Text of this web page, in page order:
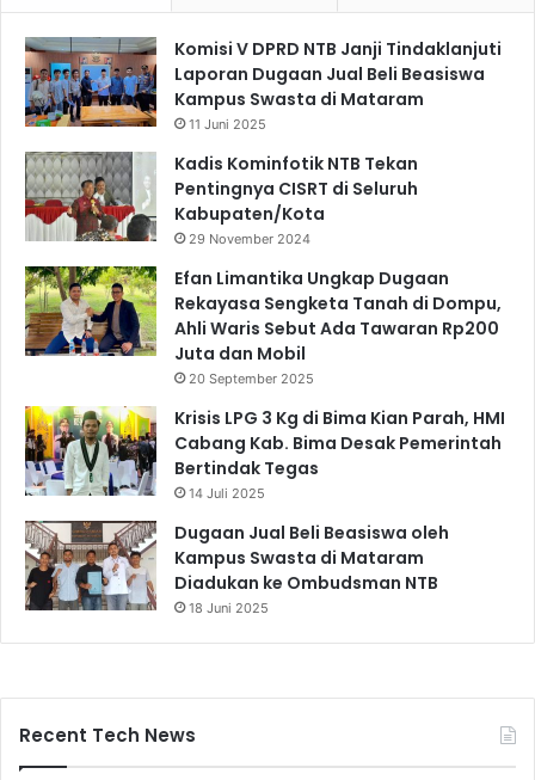
Komisi V DPRD NTB Janji Tindaklanjuti
Laporan Dugaan Jual Beli Beasiswa
Kampus Swasta di Mataram
11 Juni 2025
Kadis Kominfotik NTB Tekan
Pentingnya CISRT di Seluruh
Kabupaten/Kota
29 November 2024
Efan Limantika Ungkap Dugaan
Rekayasa Sengketa Tanah di Dompu,
Ahli Waris Sebut Ada Tawaran Rp200
Juta dan Mobil
20 September 2025
Krisis LPG 3 Kg di Bima Kian Parah, HMI
Cabang Kab. Bima Desak Pemerintah
Bertindak Tegas
14 Juli 2025
Dugaan Jual Beli Beasiswa oleh
Kampus Swasta di Mataram
Diadukan ke Ombudsman NTB
18 Juni 2025
Recent Tech News